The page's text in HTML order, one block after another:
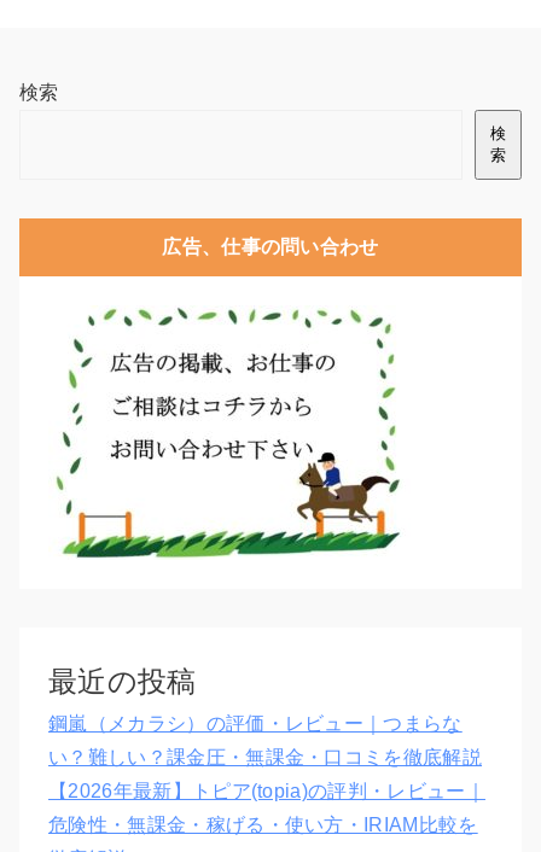
検索
検
索
広告、仕事の問い合わせ
最近の投稿
鋼嵐（メカラシ）の評価・レビュー｜つまらな
い？難しい？課金圧・無課金・口コミを徹底解説
【2026年最新】トピア(topia)の評判・レビュー｜
危険性・無課金・稼げる・使い方・IRIAM比較を